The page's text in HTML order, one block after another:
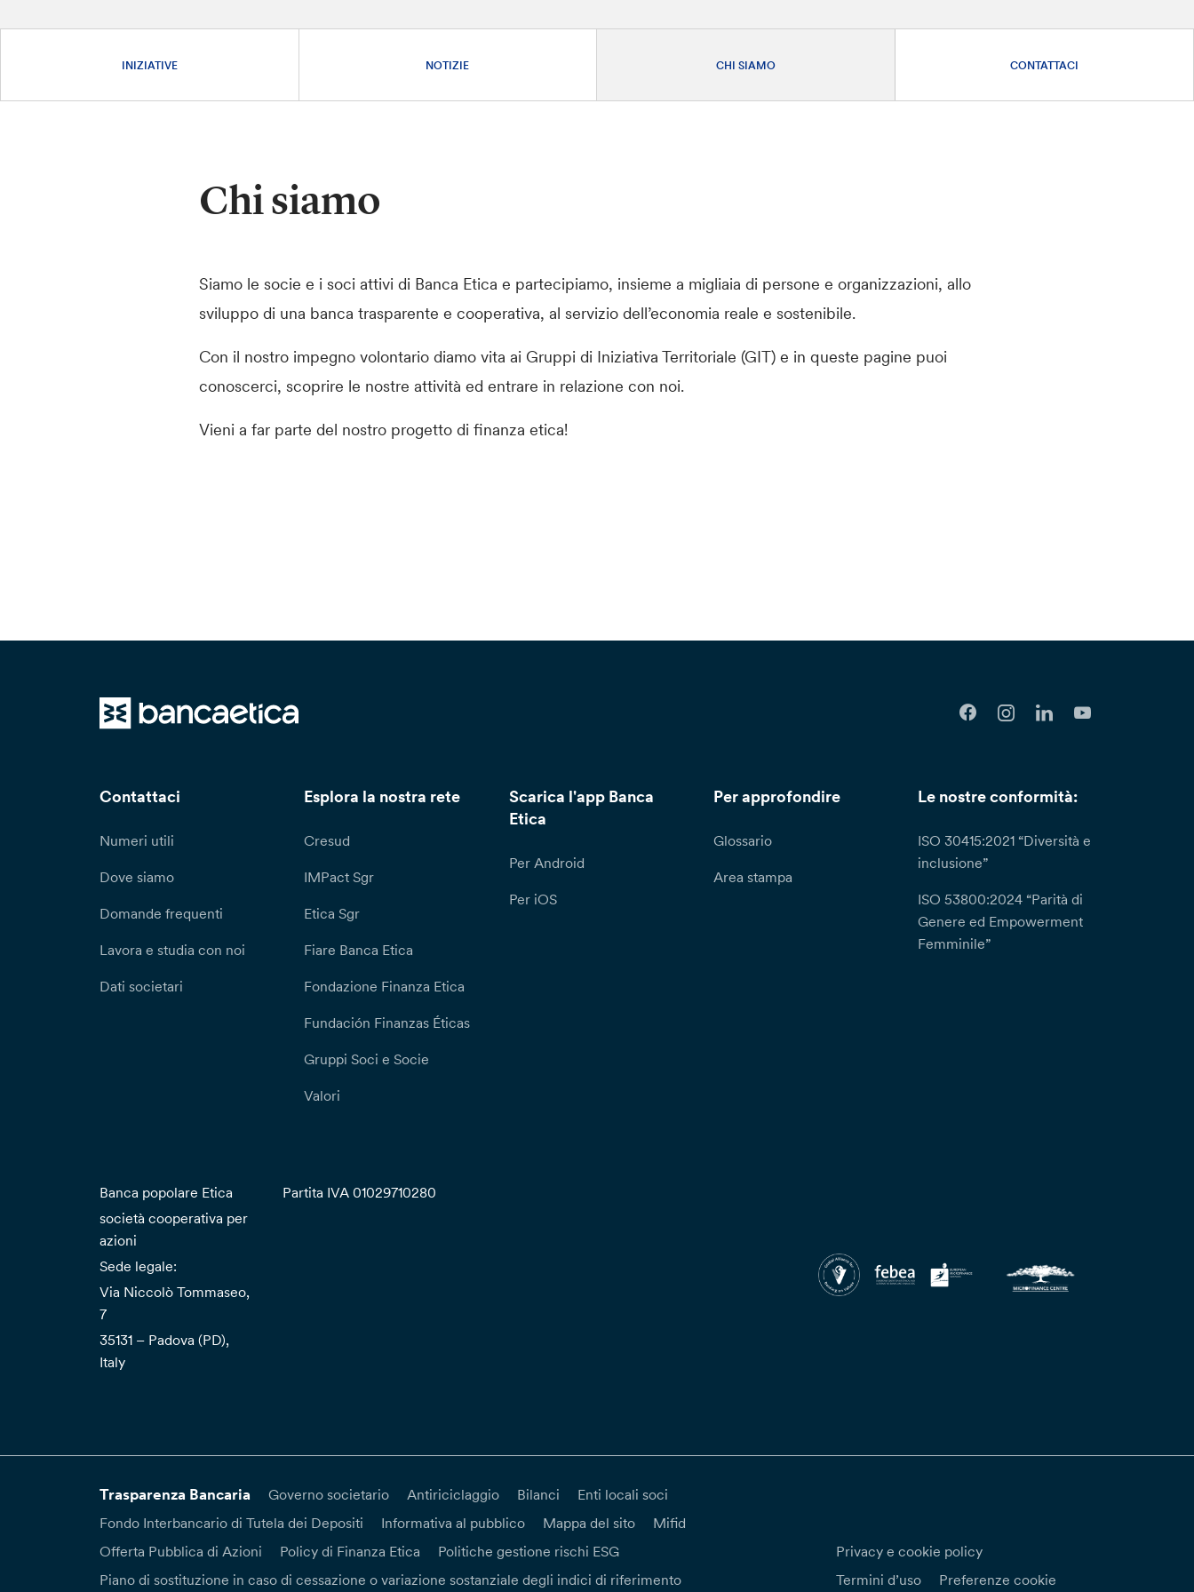
INIZIATIVE NOTIZIE CHI SIAMO CONTATTACI
Chi siamo
Siamo le socie e i soci attivi di Banca Etica e partecipiamo, insieme a migliaia di persone e organizzazioni, allo
sviluppo di una banca trasparente e cooperativa, al servizio dell’economia reale e sostenibile.
Con il nostro impegno volontario diamo vita ai Gruppi di Iniziativa Territoriale (GIT) e in queste pagine puoi
conoscerci, scoprire le nostre attività ed entrare in relazione con noi.
Vieni a far parte del nostro progetto di finanza etica!
Contattaci
Numeri utili
Dove siamo
Domande frequenti
Lavora e studia con noi
Dati societari
Esplora la nostra rete
Cresud
IMPact Sgr
Etica Sgr
Fiare Banca Etica
Fondazione Finanza Etica
Fundación Finanzas Éticas
Gruppi Soci e Socie
Valori
Scarica l'app Banca
Etica
Per Android
Per iOS
Per approfondire
Glossario
Area stampa
Le nostre conformità:
ISO 30415:2021 “Diversità e
inclusione”
ISO 53800:2024 “Parità di
Genere ed Empowerment
Femminile”
Banca popolare Etica
società cooperativa per
azioni
Sede legale:
Via Niccolò Tommaseo,
7
35131 – Padova (PD),
Italy
Partita IVA 01029710280
Trasparenza Bancaria Governo societario Antiriciclaggio Bilanci
Enti locali soci
Fondo Interbancario di Tutela dei Depositi
Informativa al pubblico Mappa del sito
Mifid
Offerta Pubblica di Azioni
Policy di Finanza Etica
Politiche gestione rischi ESG
Piano di sostituzione in caso di cessazione o variazione sostanziale degli indici di riferimento
Privacy e cookie policy
Termini d’uso
Preferenze cookie